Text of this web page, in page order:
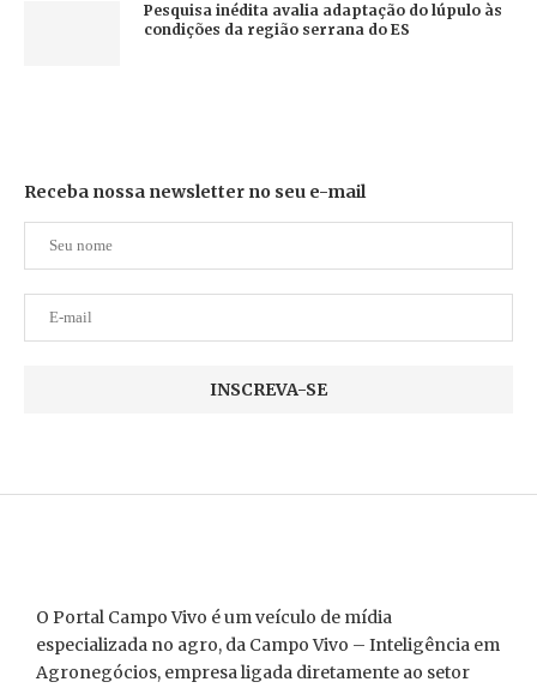
Pesquisa inédita avalia adaptação do lúpulo às
condições da região serrana do ES
Receba nossa newsletter no seu e-mail
O Portal Campo Vivo é um veículo de mídia
especializada no agro, da Campo Vivo – Inteligência em
Agronegócios, empresa ligada diretamente ao setor